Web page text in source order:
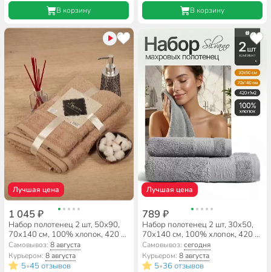
В корзину В корзину
Лучшая цена
1 045 ₽
Набор полотенец 2 шт, 50х90,
70х140 см, 100% хлопок, 420 г/
м2, Silvano, Карат, бежевый,
Узбекистан
Самовывоз:8 августа
Курьером:8 августа
5•45 отзывов
Лучшая цена
789 ₽
Набор полотенец 2 шт, 30х50,
70х140 см, 100% хлопок, 420 г/
м2, Silvano, Аврора, светло-
серый, Узбекистан
Самовывоз: сегодня
Курьером: 8 августа
5•36 отзывов